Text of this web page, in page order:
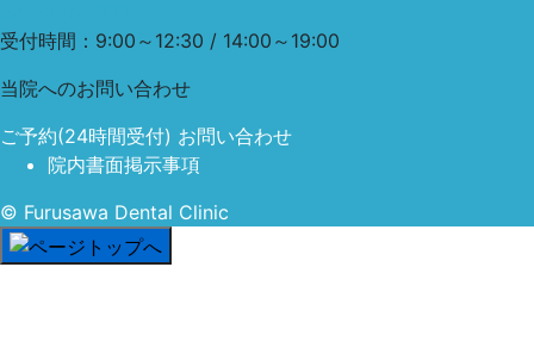
受付時間：9:00～12:30 / 14:00～19:00
当院へのお問い合わせ
ご予約(24時間受付) お問い合わせ
院内書面掲示事項
© Furusawa Dental Clinic